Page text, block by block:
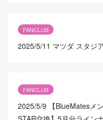
FANCLUB
2025/5/11 マツダ スタジ
FANCLUB
2025/5/9
【BlueMatesメ